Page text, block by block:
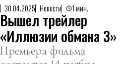
30.04.2025 Новости 1 мин.
Вышел трейлер
«Иллюзии обмана 3»
Премьера фильма